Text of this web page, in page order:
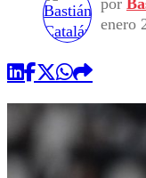
por
enero